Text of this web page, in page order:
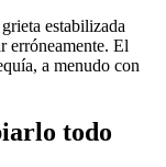
estabilizada
erróneamente. El
a menudo con
todo